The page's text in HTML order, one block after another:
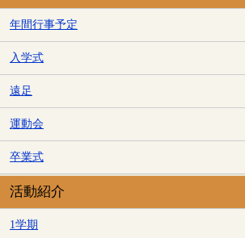
年間行事予定
入学式
遠足
運動会
卒業式
活動紹介
1学期